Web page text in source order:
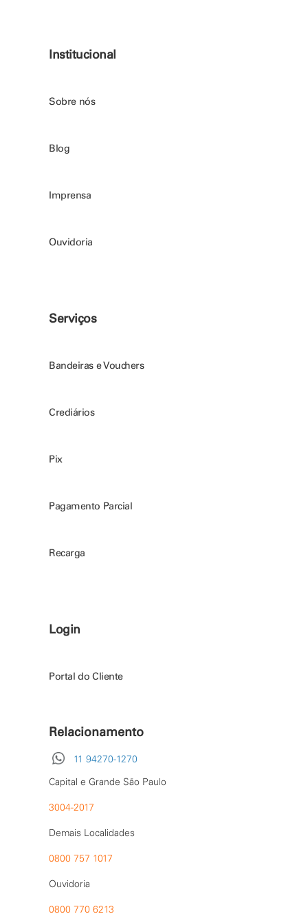
Institucional
Sobre nós
Blog
Imprensa
Ouvidoria
Serviços
Bandeiras e Vouchers
Crediários
Pix
Pagamento Parcial
Recarga
Login
Portal do Cliente
Relacionamento
11 94270-1270
Capital e Grande São Paulo
3004-2017
Demais Localidades
0800 757 1017
Ouvidoria
0800 770 6213